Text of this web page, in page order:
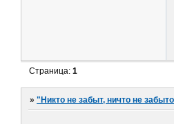
Страница:1
»"Никто не забыт, ничто не